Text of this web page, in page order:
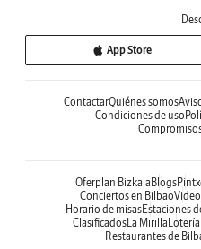
App Store
ContactarQuiénes somos
Condiciones de uso
Oferplan BizkaiaBlogs
Conciertos en Bilbao
Horario de misasEstaciones
ClasificadosLa Mirilla
Restaurantes de